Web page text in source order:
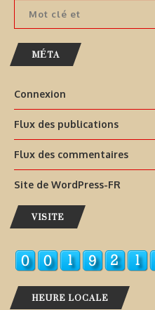
MÉTA
Connexion
Flux des publications
Flux des commentaires
Site de WordPress-FR
VISITE
HEURE LOCALE